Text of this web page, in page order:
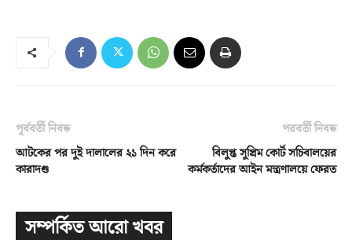
পূর্ববর্তী নিবন্ধ
আটকের পর দুই দালালের ২১ দিন করে
কারাদণ্ড
পরবর্তী নিবন্ধ
বিলুপ্ত সুপ্রিম কোর্ট সচিবালয়ের
কর্মকর্তাদের আইন মন্ত্রণালয়ে ফেরত
সম্পর্কিত আরো খবর